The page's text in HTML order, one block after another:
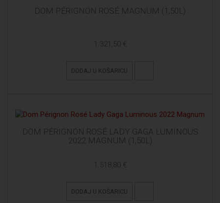
DOM PÉRIGNON ROSÉ MAGNUM (1,50L)
1.321,50 €
DODAJ U KOŠARICU
DOM PÉRIGNON ROSÉ LADY GAGA LUMINOUS
2022 MAGNUM (1,50L)
1.518,80 €
DODAJ U KOŠARICU